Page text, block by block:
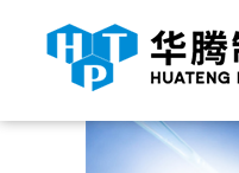
当前位置： 首页